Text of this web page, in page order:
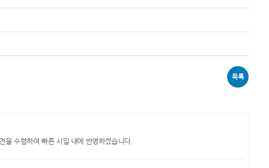
목록
을 수렴하여 빠른 시일 내에 반영하겠습니다.